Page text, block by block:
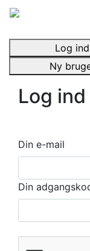
Log ind
Ny
Log
Din e-mail
Din